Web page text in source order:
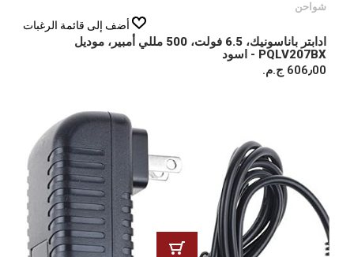
شواحن
أضف إلى قائمة الرغبات
ادابتر باناسونيك، 6.5 فولت، 500 مللي أمبير، موديل
PQLV207BX - اسود
606٫00 ج.م.‏